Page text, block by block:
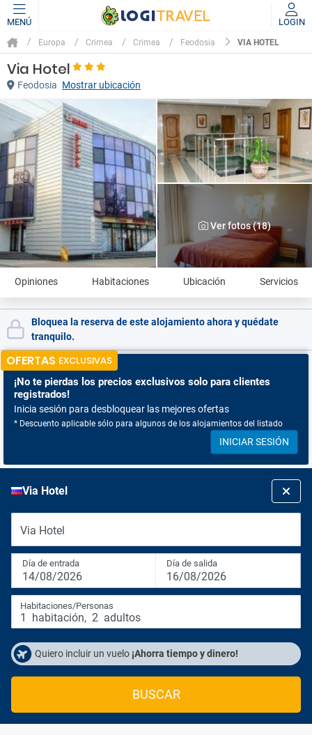
MENÚ LOGIN
Europa Crimea Crimea Feodosia VIA HOTEL
Via Hotel
Feodosia Mostrar ubicación
Ver fotos (18)
Opiniones Habitaciones Ubicación Servicios
Bloquea la reserva de este alojamiento ahora y quédate
tranquilo.
OFERTAS EXCLUSIVAS
¡No te pierdas los precios exclusivos solo para clientes
registrados!
Inicia sesión para desbloquear las mejores ofertas
* Descuento aplicable sólo para algunos de los alojamientos del listado
INICIAR SESIÓN
Via Hotel
Via Hotel
Día de entrada
14/08/2026
Día de salida
16/08/2026
Habitaciones/Personas
1 habitación, 2 adultos
Quiero incluir un vuelo ¡Ahorra tiempo y dinero!
BUSCAR